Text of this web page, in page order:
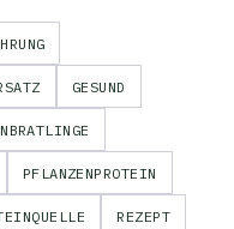
GESUND
PFLANZENPROTEIN
REZEPT